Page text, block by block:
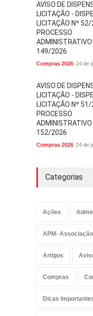
AVISO DE
LICITAÇÃO -
LICITAÇÃO Nº
PROCESSO
ADMINISTRATIVO
149/2026
Compras 2026 24 de
AVISO DE
LICITAÇÃO -
LICITAÇÃO Nº
PROCESSO
ADMINISTRATIVO
152/2026
Compras 2026 24 de
Categorias
Ações
APM-
Artigos
Compras
Dicas